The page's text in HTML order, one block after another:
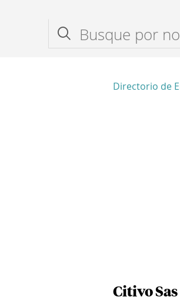
Directorio de
Citivo Sas